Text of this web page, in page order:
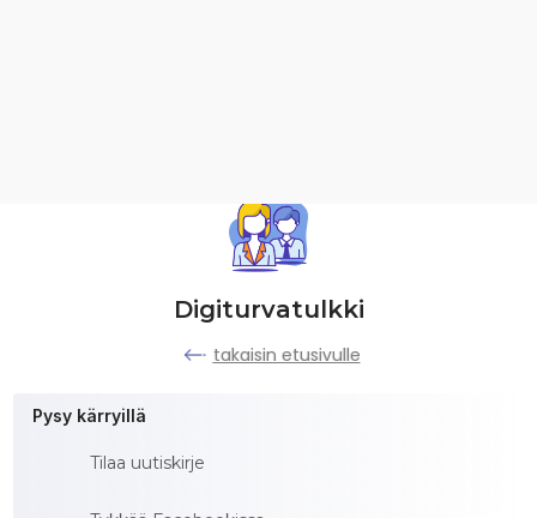
Digiturvatulkki
takaisin etusivulle
Pysy kärryillä
Tilaa uutiskirje